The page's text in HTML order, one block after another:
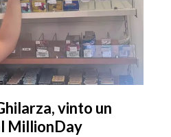
vinto un
MillionDay